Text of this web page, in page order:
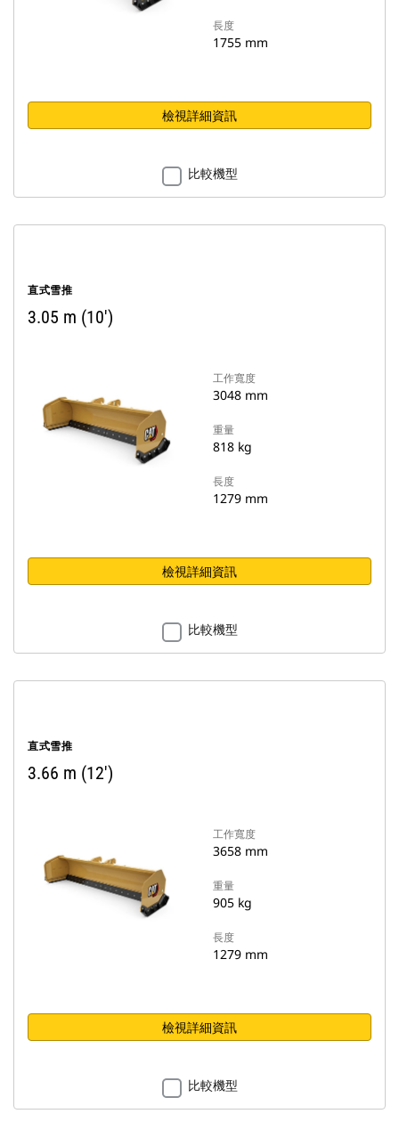
長度
1755 mm
檢視詳細資訊
比較機型
直式雪推
3.05 m (10')
工作寬度
3048 mm
重量
818 kg
長度
1279 mm
檢視詳細資訊
比較機型
直式雪推
3.66 m (12')
工作寬度
3658 mm
重量
905 kg
長度
1279 mm
檢視詳細資訊
比較機型